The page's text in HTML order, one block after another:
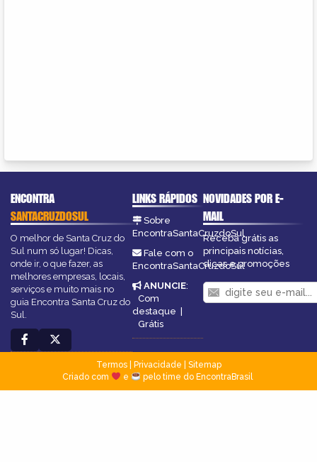
ENCONTRA
SANTACRUZDOSUL
O melhor de Santa Cruz do
Sul num só lugar! Dicas,
onde ir, o que fazer, as
melhores empresas, locais,
serviços e muito mais no
guia Encontra Santa Cruz do
Sul.
LINKS RÁPIDOS
Sobre
EncontraSantaCruzdoSul
Fale com o
EncontraSantaCruzdoSul
ANUNCIE:
Com
destaque |
Grátis
NOVIDADES POR E-
MAIL
Receba grátis as
principais notícias,
dicas e promoções
Termos| Privacidade
Sitemap
Criado com
e pelo time do EncontraBrasil